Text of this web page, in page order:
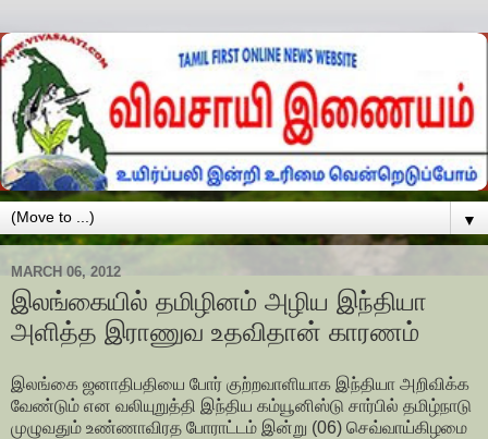
▼
MARCH 06, 2012
இலங்கையில் தமிழினம் அழிய இந்தியா
அளித்த இராணுவ உதவிதான் காரணம்
இலங்கை ஜனாதிபதியை போர் குற்றவாளியாக இந்தியா அறிவிக்க
வேண்டும் என வலியுறுத்தி இந்திய கம்யூனிஸ்டு சார்பில் தமிழ்நாடு
முழுவதும் உண்ணாவிரத போராட்டம் இன்று (06) செவ்வாய்கிழமை